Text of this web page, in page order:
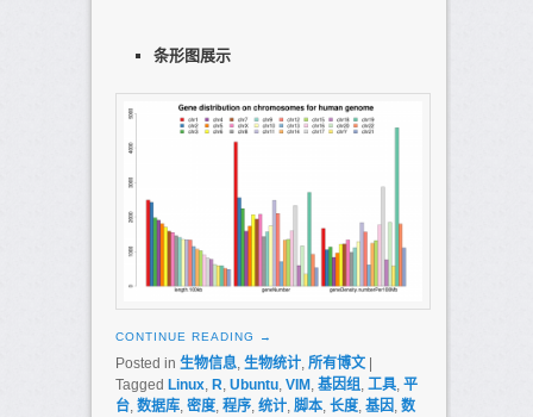
条形图展示
CONTINUE READING →
Posted in 生物信息, 生物统计, 所有博文
Tagged Linux, R, Ubuntu, VIM , 基因组, 工具, 平
台, 数据库, 密度, 程序, 统计, 脚本, 长度, 基因, 数